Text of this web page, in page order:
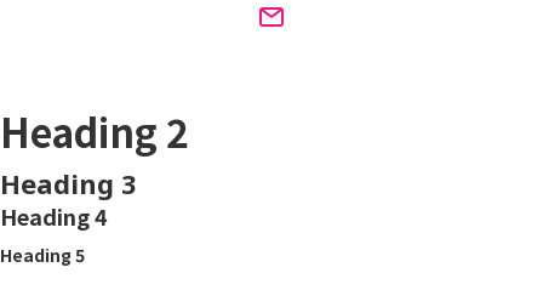
Heading 2
Heading 3
Heading 4
Heading 5